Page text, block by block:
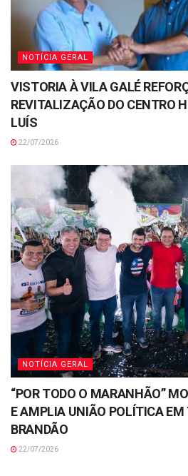
NOTÍCIA GERAL
VISTORIA À VILA GALÉ
REVITALIZAÇÃO DO CENTRO
LUÍS
22/07/2026
NOTÍCIA GERAL
“POR TODO O MARANHÃO”
E AMPLIA UNIÃO POLÍTICA EM
BRANDÃO
22/07/2026